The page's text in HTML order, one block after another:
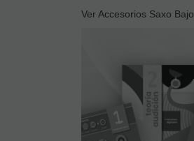
Ver Accesorios Saxo Bajo